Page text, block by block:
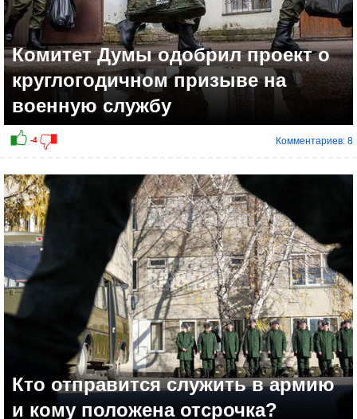
Комитет Думы одобрил проект о
круглогодичном призыве на
военную службу
Комментариев: 8
Кто отправится служить в армию
и кому положена отсрочка?